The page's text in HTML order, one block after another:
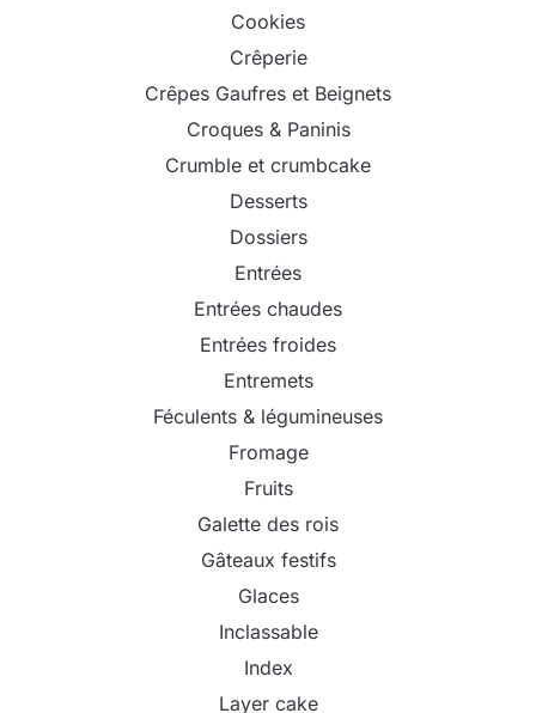
Cookies
Crêperie
Crêpes Gaufres et Beignets
Croques & Paninis
Crumble et crumbcake
Desserts
Dossiers
Entrées
Entrées chaudes
Entrées froides
Entremets
Féculents & légumineuses
Fromage
Fruits
Galette des rois
Gâteaux festifs
Glaces
Inclassable
Index
Layer cake